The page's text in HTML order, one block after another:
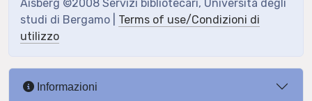
Aisberg ©2008 Servizi bibliotecari, Università degli
studi di Bergamo | Terms of use/Condizioni di
utilizzo
Informazioni